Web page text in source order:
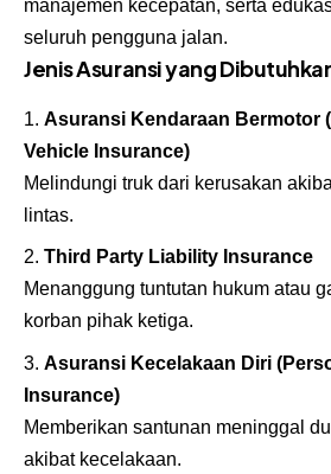
manajemen kecepatan, serta
seluruh pengguna jalan.
Jenis Asuransi yang
Asuransi Kendaraan Bermotor
Vehicle Insurance)
Melindungi truk dari kerusakan
lintas.
Third Party Liability Insurance
Menanggung tuntutan hukum atau
korban pihak ketiga.
Asuransi Kecelakaan Diri
Insurance)
Memberikan santunan meninggal
akibat kecelakaan.